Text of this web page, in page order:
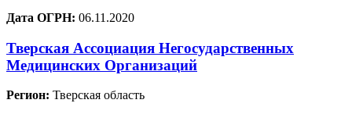
Дата ОГРН: 06.11.2020
Тверская Ассоциация Негосударственных
Медицинских Организаций
Регион: Тверская область